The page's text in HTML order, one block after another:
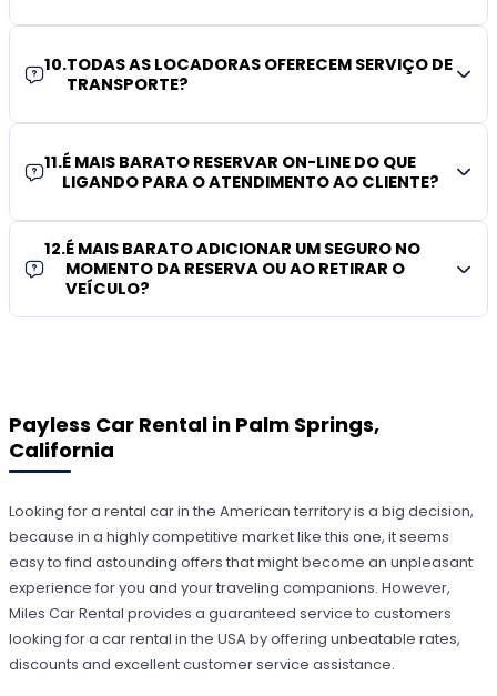
10.TODAS AS LOCADORAS OFERECEM SERVIÇO DE
TRANSPORTE?
11.É MAIS BARATO RESERVAR ON-LINE DO QUE
LIGANDO PARA O ATENDIMENTO AO CLIENTE?
12.É MAIS BARATO ADICIONAR UM SEGURO NO
MOMENTO DA RESERVA OU AO RETIRAR O
VEÍCULO?
Payless Car Rental in Palm Springs,
California
Looking for a rental car in the American territory is a big decision,
because in a highly competitive market like this one, it seems
easy to find astounding offers that might become an unpleasant
experience for you and your traveling companions. However,
Miles Car Rental provides a guaranteed service to customers
looking for a car rental in the USA by offering unbeatable rates,
discounts and excellent customer service assistance.